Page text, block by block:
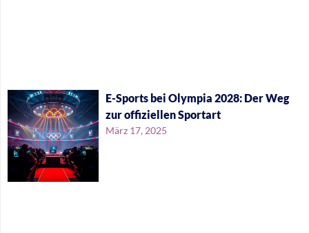
E-Sports bei Olympia 2028: Der Weg
zur offiziellen Sportart
März 17, 2025